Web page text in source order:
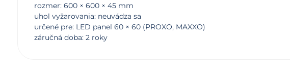
rozmer: 600 × 600 × 45 mm
uhol vyžarovania: neuvádza sa
určené pre: LED panel 60 × 60 (PROXO, MAXXO)
záručná doba: 2 roky